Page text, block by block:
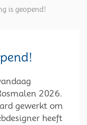
is geopend!
2026.
gewerkt om
heeft